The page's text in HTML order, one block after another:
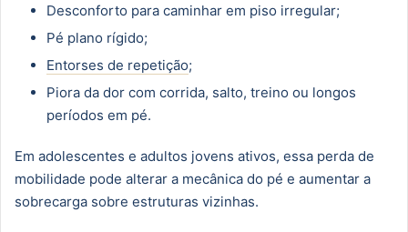
Desconforto para caminhar em piso irregular;
Pé plano rígido;
Entorses de repetição;
Piora da dor com corrida, salto, treino ou longos
períodos em pé.
Em adolescentes e adultos jovens ativos, essa perda de
mobilidade pode alterar a mecânica do pé e aumentar a
sobrecarga sobre estruturas vizinhas.